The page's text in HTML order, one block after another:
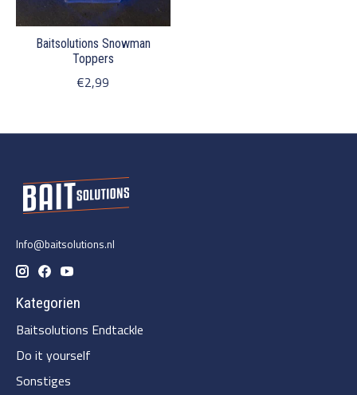
Baitsolutions Snowman
Toppers
€2,99
Info@baitsolutions.nl
Kategorien
Baitsolutions Endtackle
Do it yourself
Sonstiges